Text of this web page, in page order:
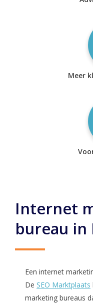
Meer
Internet
bureau in
Een internet
De SEO Marktplaats
marketing bureaus